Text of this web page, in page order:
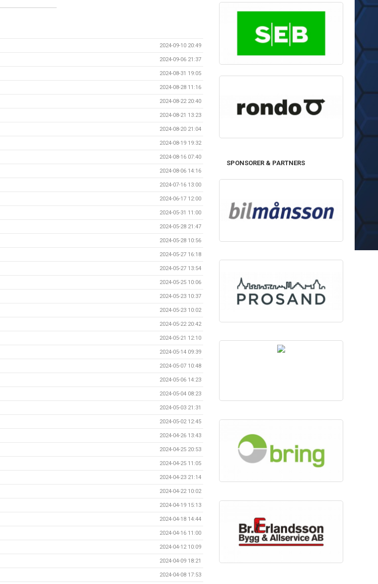
2024-09-10 20:49
2024-09-06 21:37
2024-08-31 19:05
2024-08-28 11:16
2024-08-22 20:40
2024-08-21 13:23
2024-08-20 21:04
2024-08-19 19:32
2024-08-16 07:40
2024-08-06 14:16
2024-07-16 13:00
2024-06-17 12:00
2024-05-31 11:00
2024-05-28 21:47
2024-05-28 10:56
2024-05-27 16:18
2024-05-27 13:54
2024-05-25 10:06
2024-05-23 10:37
2024-05-23 10:02
2024-05-22 20:42
2024-05-21 12:10
2024-05-14 09:39
2024-05-07 10:48
2024-05-06 14:23
2024-05-04 08:23
2024-05-03 21:31
2024-05-02 12:45
2024-04-26 13:43
2024-04-25 20:53
2024-04-25 11:05
2024-04-23 21:14
2024-04-22 10:02
2024-04-19 15:13
2024-04-18 14:44
2024-04-16 11:00
2024-04-12 10:09
2024-04-09 18:21
2024-04-08 17:53
SPONSORER & PARTNERS